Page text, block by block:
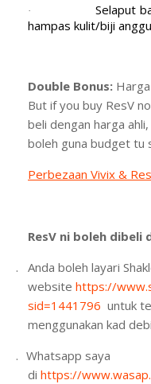
·
Selaput
hampas kulit/biji
Double Bonus:
But if you buy ResV
beli dengan harga
boleh guna budget tu
Perbezaan Vivix &
ResV ni boleh dibeli
1.
Anda boleh layari
website https://
sid=1441796 untuk
menggunakan kad
2. Whatsapp saya
di https://